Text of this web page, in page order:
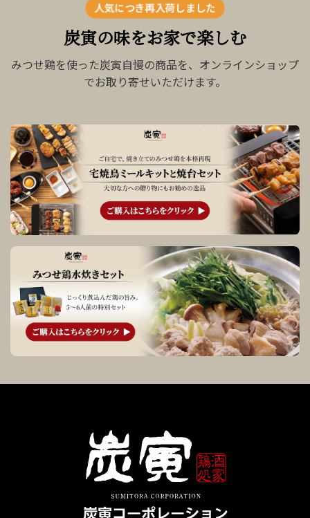
人気につき再入荷しました
炭寅の味をお家で楽しむ
みつせ鶏を使った炭寅自慢の商品を、オンラインショップ
でお取り寄せいただけます。